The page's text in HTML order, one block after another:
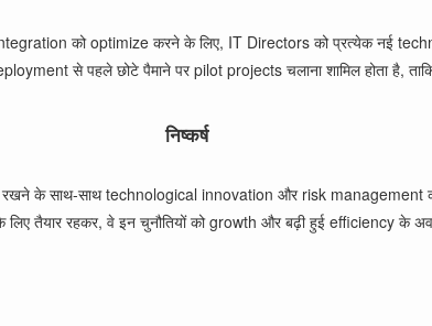
को optimize करने के लिए, IT Directors को प्रत्येक नई
से पहले छोटे पैमाने पर pilot projects चलाना शामिल होता है, ताकि
निष्कर्ष
रखने के साथ-साथ technological innovation और risk management
तैयार रहकर, वे इन चुनौतियों को growth और बढ़ी हुई efficiency के